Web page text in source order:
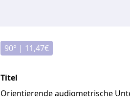
90° | 11,47€
Titel
Orientierende audiometrische